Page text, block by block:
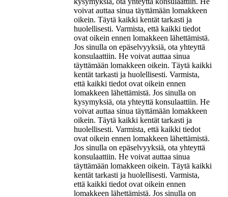
voivat auttaa sinua täyttämään lomakkeen
oikein. Täytä kaikki kentät tarkasti ja
huolellisesti. Varmista, että kaikki tiedot
ovat oikein ennen lomakkeen lähettämistä.
Jos sinulla on epäselvyyksiä, ota yhteyttä
konsulaattiin. He voivat auttaa sinua
täyttämään lomakkeen oikein. Täytä kaikki
kentät tarkasti ja huolellisesti. Varmista,
että kaikki tiedot ovat oikein ennen
lomakkeen lähettämistä. Jos sinulla on
kysymyksiä, ota yhteyttä konsulaattiin. He
voivat auttaa sinua täyttämään lomakkeen
oikein. Täytä kaikki kentät tarkasti ja
huolellisesti. Varmista, että kaikki tiedot
ovat oikein ennen lomakkeen lähettämistä.
Jos sinulla on epäselvyyksiä, ota yhteyttä
konsulaattiin. He voivat auttaa sinua
täyttämään lomakkeen oikein. Täytä kaikki
kentät tarkasti ja huolellisesti. Varmista,
että kaikki tiedot ovat oikein ennen
lomakkeen lähettämistä. Jos sinulla on